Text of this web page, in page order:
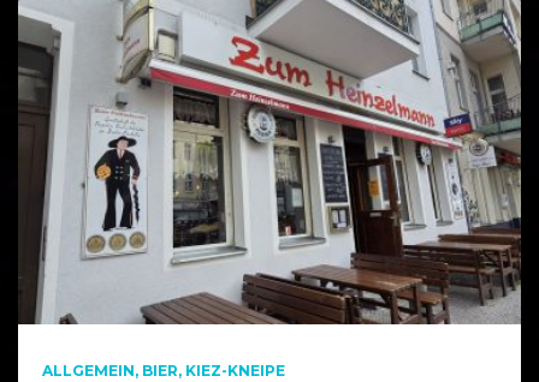
ALLGEMEIN BIER KIEZ-KNEIPE